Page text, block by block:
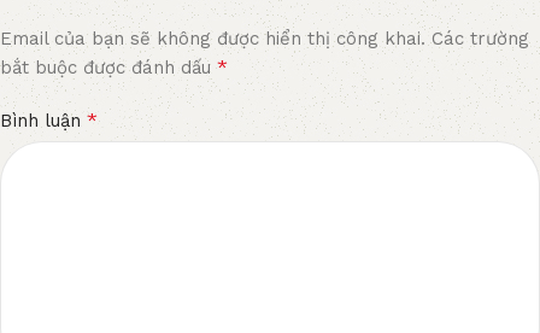
Email của bạn sẽ không được hiển thị công khai. Các trường
bắt buộc được đánh dấu*
Bình luận *